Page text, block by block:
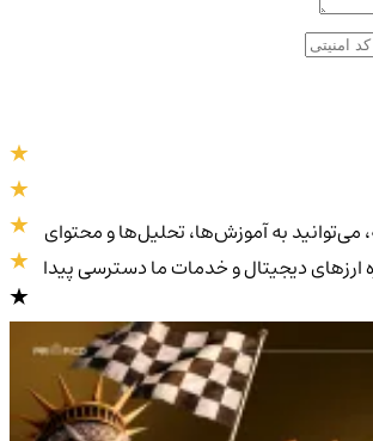
می‌توانید به آموزش‌ها، تحلیل‌ها و محتوای
ارزهای دیجیتال و خدمات ما دسترسی پیدا